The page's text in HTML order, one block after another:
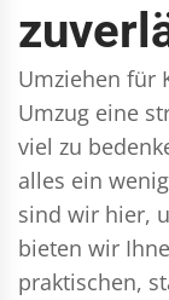
Umziehen für
Umzug eine
viel zu
alles ein
sind wir hier,
bieten wir
praktischen,